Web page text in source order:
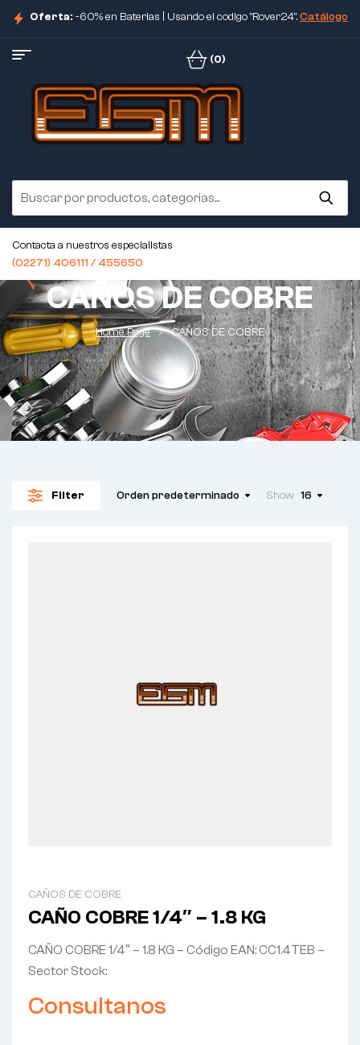
Oferta: -60% en Baterias | Usando el codigo "Rover24".Catálogo
(0)
Contacta a nuestros especialistas
(02271) 406111 / 455650
CAÑOS DE COBRE
Home Page CAÑOS DE COBRE
Filter Orden predeterminado Show 16
CAÑOS DE COBRE
CAÑO COBRE 1/4″ – 1.8 KG
CAÑO COBRE 1/4″ – 1.8 KG – Código EAN: CC1.4TEB –
Sector Stock:
Consultanos